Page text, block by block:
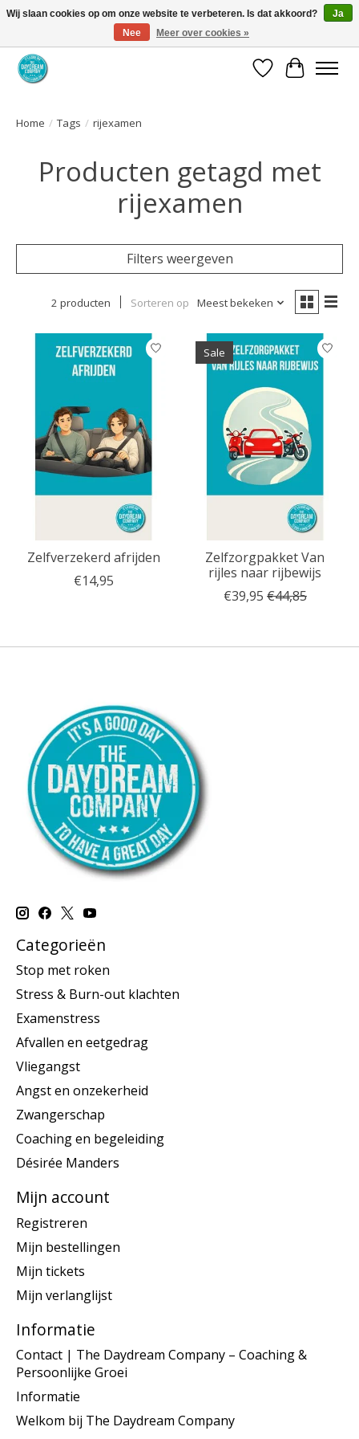
Coaching via download. Effectief en voordelig.
Verlanglijst
Home / Tags / rijexamen
Producten getagd met
rijexamen
Filters weergeven
2 producten Sorteren op Meest bekeken
Zelfverzekerd afrijden
€14,95
Sale
Zelfzorgpakket Van
rijles naar rijbewijs
€39,95 €44,85
Categorieën
Stop met roken
Stress & Burn-out klachten
Examenstress
Afvallen en eetgedrag
Vliegangst
Angst en onzekerheid
Zwangerschap
Coaching en begeleiding
Désirée Manders
Mijn account
Registreren
Mijn bestellingen
Mijn tickets
Mijn verlanglijst
Informatie
Contact | The Daydream Company – Coaching &
Persoonlijke Groei
Informatie
Welkom bij The Daydream Company
Wij slaan cookies op om onze website te verbeteren. Is dat akkoord?
Ja
Nee
Meer over cookies »